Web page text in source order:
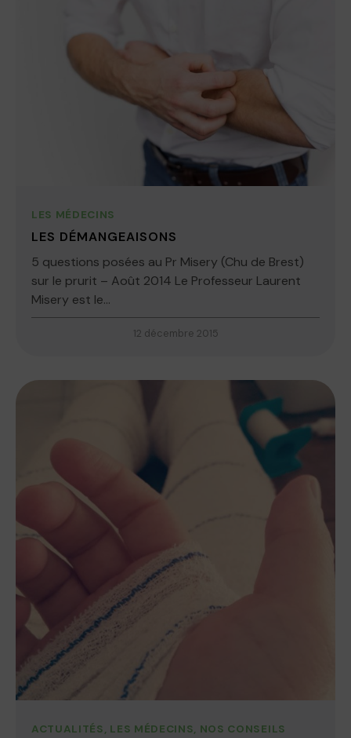
LES MÉDECINS
LES DÉMANGEAISONS
5 questions posées au Pr Misery (Chu de Brest)
sur le prurit – Août 2014 Le Professeur Laurent
Misery est le...
12 décembre 2015
ACTUALITÉS, LES MÉDECINS, NOS CONSEILS